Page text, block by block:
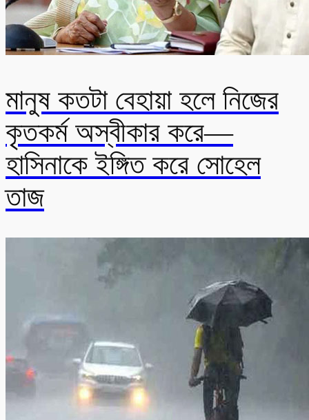
মানুষ কতটা বেহায়া হলে নিজের
কৃতকর্ম অস্বীকার করে—
হাসিনাকে ইঙ্গিত করে সোহেল
তাজ